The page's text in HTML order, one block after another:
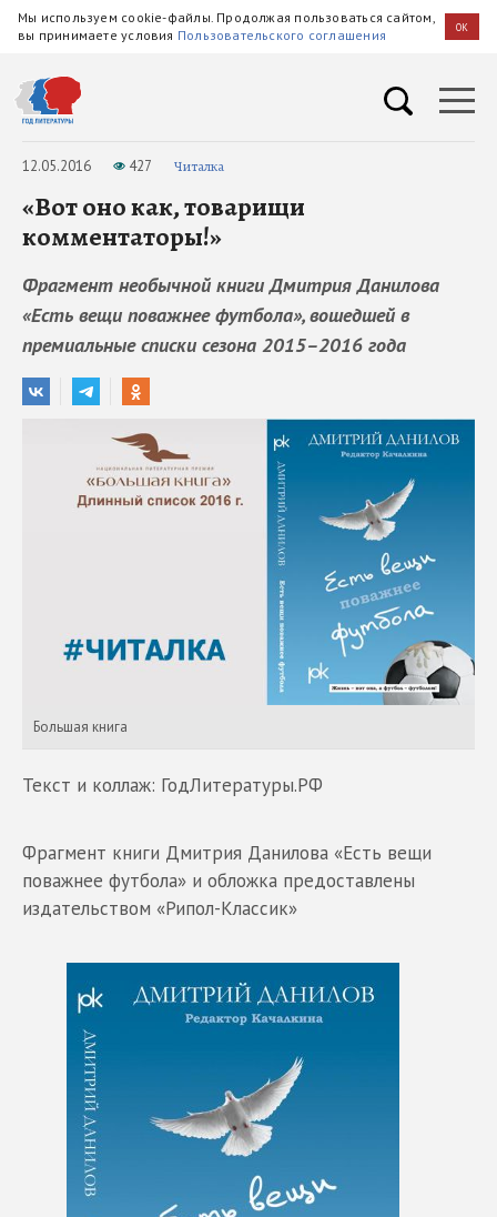
Мы используем cookie-файлы. Продолжая пользоваться сайтом,
вы принимаете условия Пользовательского соглашения OK
12.05.2016 427 Читалка
«Вот оно как, товарищи
комментаторы!»
Фрагмент необычной книги Дмитрия Данилова
«Есть вещи поважнее футбола», вошедшей в
премиальные списки сезона 2015–2016 года
Большая книга
Текст и коллаж: ГодЛитературы.РФ
Фрагмент книги Дмитрия Данилова «Есть вещи
поважнее футбола» и обложка предоставлены
издательством «Рипол-Классик»